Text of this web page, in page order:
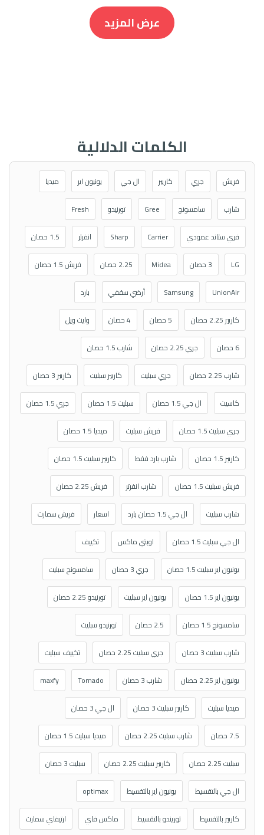
عرض المزيد
الكلمات الدلالية
فريش جري كاريير ال جي يونيون اير ميديا
شارب سامسونج Gree تورنيدو Fresh
فري ستاند عمودي Carrier
Sharp انفرتر 1.5 حصان
LG 3 حصان Midea 2.25 حصان فريش 1.5 حصان
UnionAir
Samsung أرضي سقفي بارد
كاريير 2.25 حصان 5 حصان 4 حصان وايت ويل
6 حصان جري 2.25 حصان شارب 1.5 حصان
شارب 2.25 حصان جري سبليت كاريير سبليت كاريير 3 حصان
كاسيت ال جي 1.5 حصان سبليت 1.5 حصان جري 1.5 حصان
جري سبليت 1.5 حصان فريش سبليت ميديا 1.5 حصان
كاريير 1.5 حصان شارب بارد فقط كاريير سبليت 1.5 حصان
فريش سبليت 1.5 حصان شارب انفرتر فريش 2.25 حصان
شارب سبليت ال جي 1.5 حصان بارد اسعار فريش سمارت
ال جي سبليت 1.5 حصان اوبتي ماكس تكييف
يونيون اير سبليت 1.5 حصان جري 3 حصان سامسونج سبليت
يونيون اير 1.5 حصان يونيون اير سبليت تورنيدو 2.25 حصان
سامسونج 1.5 حصان 2.5 حصان تورنيدو سبليت
شارب سبليت 3 حصان جري سبليت 2.25 حصان تكييف سبليت
يونيون اير 2.25 حصان شارب 3 حصان Tornado
maxfy
ميديا سبليت كاريير سبليت 3 حصان ال جي 3 حصان
7.5 حصان شارب سبليت 2.25 حصان ميديا سبليت 1.5 حصان
سبليت 2.25 حصان كاريير سبليت 2.25 حصان سبليت 3 حصان
ال جي بالتقسيط يونيون اير بالتقسيط optimax
كاريير بالتقسيط توريندو بالتقسيط ماكس فاي ارتيفاي سمارت